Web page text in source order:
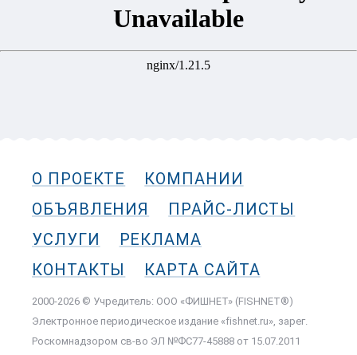
О ПРОЕКТЕ
КОМПАНИИ
ОБЪЯВЛЕНИЯ
ПРАЙС-ЛИСТЫ
УСЛУГИ
РЕКЛАМА
КОНТАКТЫ
КАРТА САЙТА
2000-2026 © Учредитель: ООО «ФИШНЕТ» (FISHNET®)
Электронное периодическое издание «fishnet.ru», зарег.
Роскомнадзором cв-во ЭЛ №ФС77-45888 от 15.07.2011